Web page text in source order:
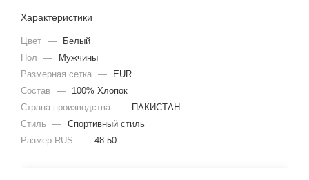
Характеристики
Цвет —
Белый
Пол
—
Мужчины
Размерная сетка —
EUR
Состав
—
100% Хлопок
Страна производства —
ПАКИСТАН
Стиль
— Спортивный стиль
Размер RUS
— 48-50